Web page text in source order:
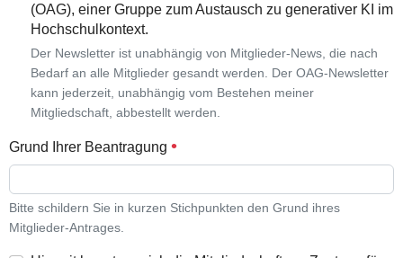
(OAG), einer Gruppe zum Austausch zu generativer KI im
Hochschulkontext.
Der Newsletter ist unabhängig von Mitglieder-News, die nach
Bedarf an alle Mitglieder gesandt werden. Der OAG-Newsletter
kann jederzeit, unabhängig vom Bestehen meiner
Mitgliedschaft, abbestellt werden.
Grund Ihrer Beantragung
Bitte schildern Sie in kurzen Stichpunkten den Grund ihres
Mitglieder-Antrages.